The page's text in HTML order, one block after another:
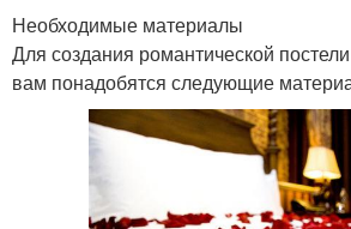
Необходимые материалы
Для создания романтической
вам понадобятся следующие